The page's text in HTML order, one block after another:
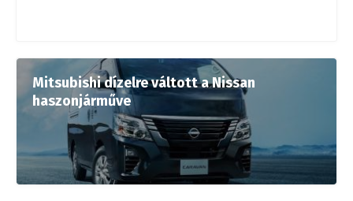
Mitsubishi dízelre váltott a Nissan
haszonjárműve